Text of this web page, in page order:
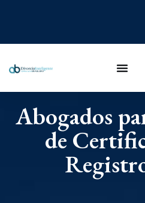
Abogados
de